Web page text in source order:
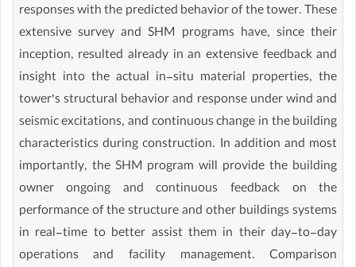
responses with the predicted behavior of the tower. These
extensive survey and SHM programs have, since their
inception, resulted already in an extensive feedback and
insight into the actual in-situ material properties, the
tower’s structural behavior and response under wind and
seismic excitations, and continuous change in the building
characteristics during construction. In addition and most
importantly, the SHM program will provide the building
owner ongoing and continuous feedback on the
performance of the structure and other buildings systems
in real-time to better assist them in their day-to-day
operations and facility management. Comparison